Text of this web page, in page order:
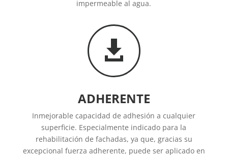
impermeable al agua.

ADHERENTE
Inmejorable capacidad de adhesión a cualquier
superficie. Especialmente indicado para la
rehabilitación de fachadas, ya que, gracias su
excepcional fuerza adherente, puede ser aplicado en